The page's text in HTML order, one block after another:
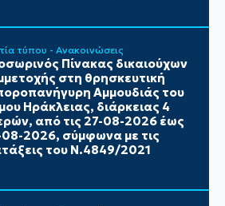
τύπου - Ανακοινώσεις
Πίνακας δικαιούχων
στη θρησκευτική
Αμμουδιάς του
Ηράκλειας, διάρκειας 4
από τις 27-08-2026 έως
2026, σύμφωνα με τις
του Ν.4849/2021